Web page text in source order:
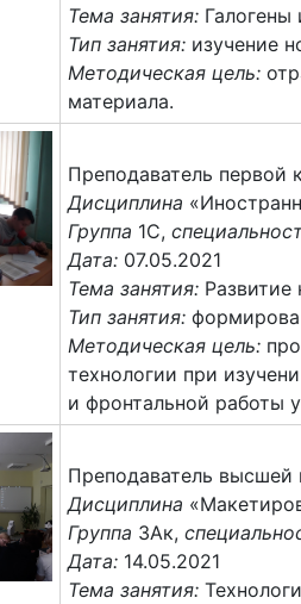
Тема занятия: Галогены
Тип занятия: изучение
Методическая цель:
материала.
Преподаватель первой
Дисциплина
Группа 1С,
Дата: 07.05.2021
Тема занятия: Развитие
Тип занятия:
Методическая цель:
технологии при
и фронтальной работы
Преподаватель высшей
Дисциплина
Группа 3Ак,
Дата: 14.05.2021
Тема занятия: